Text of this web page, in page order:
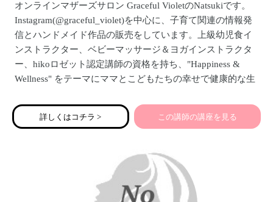
オンラインマザーズサロン Graceful VioletのNatsukiです。
Instagram(@graceful_violet)を中心に、子育て関連の情報発
信とハンドメイド作品の販売をしています。上級幼児食イ
ンストラクター、ベビーマッサージ＆ヨガインストラクタ
ー、hikoロゼット認定講師の資格を持ち、"Happiness &
Wellness" をテーマにママとこどもたちの幸せで健康的な生
子ふたりのママでもあり、自身の子育ての経験から、受講
されるママに寄り添ったセミナーをお届けします。
詳しくはコチラ > この講師の講座を見る